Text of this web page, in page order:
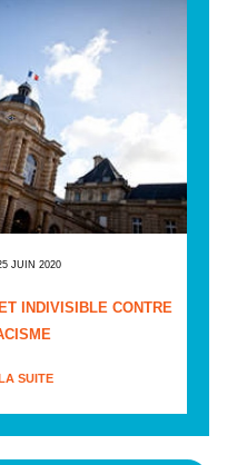
JUIN 2020
INDIVISIBLE CONTRE
SUITE